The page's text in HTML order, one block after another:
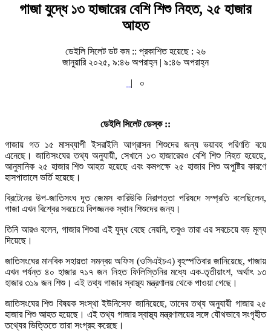
গাজা যুদ্ধে ১৩ হাজারের বেশি শিশু নিহত, ২৫ হাজার
আহত
ডেইলি সিলেট ডট কম :: প্রকাশিত হয়েছে : ২৬
জানুয়ারি ২০২৫, ৯:৪৬ অপরাহ্ন | ৯:৪৬ অপরাহ্ন
|
০
ডেইলি সিলেট ডেস্ক ::
গাজায় গত ১৫ মাসব্যাপী ইসরাইলি আগ্রাসন শিশুদের জন্য ভয়াবহ পরিণতি বয়ে
এনেছে। জাতিসংঘের তথ্য অনুযায়ী, সেখানে ১৩ হাজারেরও বেশি শিশু নিহত হয়েছে,
আনুমানিক ২৫ হাজার শিশু আহত হয়েছে এবং কমপক্ষে ২৫ হাজার শিশু অপুষ্টির কারণে
হাসপাতালে ভর্তি হয়েছে।
ব্রিটেনের উপ-জাতিসংঘ দূত জেমস কারিউকি নিরাপত্তা পরিষদে সম্প্রতি বলেছিলেন,
গাজা এখন বিশ্বের সবচেয়ে বিপজ্জনক স্থান শিশুদের জন্য।
তিনি আরও বলেন, গাজার শিশুরা এই যুদ্ধ বেছে নেয়নি, তবুও তারা এর সবচেয়ে বড় মূল্য
দিয়েছে।
জাতিসংঘের মানবিক সহায়তা সমন্বয় অফিস (ওসিএইচএ) বৃহস্পতিবার জানিয়েছে, গাজায়
এখন পর্যন্ত ৪০ হাজার ৭১৭ জন নিহত ফিলিস্তিনির মধ্যে এক-তৃতীয়াংশ, অর্থাৎ ১৩
হাজার ৩১৯ জন শিশু। এই তথ্য গাজার স্বাস্থ্য মন্ত্রণালয় থেকে পাওয়া গেছে।
জাতিসংঘের শিশু বিষয়ক সংস্থা ইউনিসেফ জানিয়েছে, তাদের তথ্য অনুযায়ী গাজার ২৫
হাজার শিশু আহত হয়েছে। এই তথ্য গাজার স্বাস্থ্য মন্ত্রণালয়ের সঙ্গে যৌথভাবে সংগৃহীত
তথ্যের ভিত্তিতে তারা সংগ্রহ করেছে।